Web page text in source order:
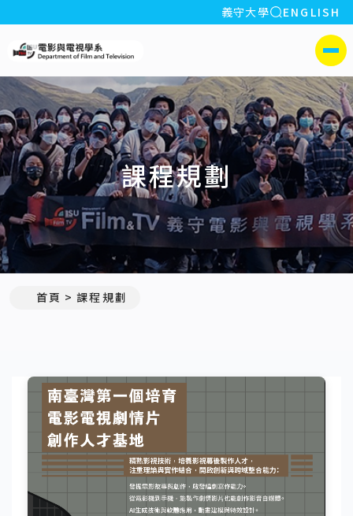
:::
義守大學 全站搜索
ENGLISH
側選單
課程規劃
首頁 課程規劃